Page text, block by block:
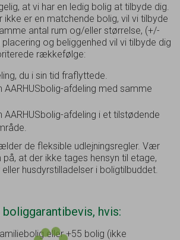
at vi har en ledig bolig at tilbyde dig.
ikke er en matchende bolig, vil vi tilbyde
antal rum og/eller størrelse, (+/-
og beliggenhed vil vi tilbyde dig
rækkefølge:
du i sin tid fraflyttede.
AARHUSbolig-afdeling med samme
AARHUSbolig-afdeling i et tilstødende
de fleksible udlejningsregler. Vær
at der ikke tages hensyn til etage,
husdyrstilladelser i boligtilbuddet.
boliggarantibevis, hvis:
eller +55 bolig (ikke